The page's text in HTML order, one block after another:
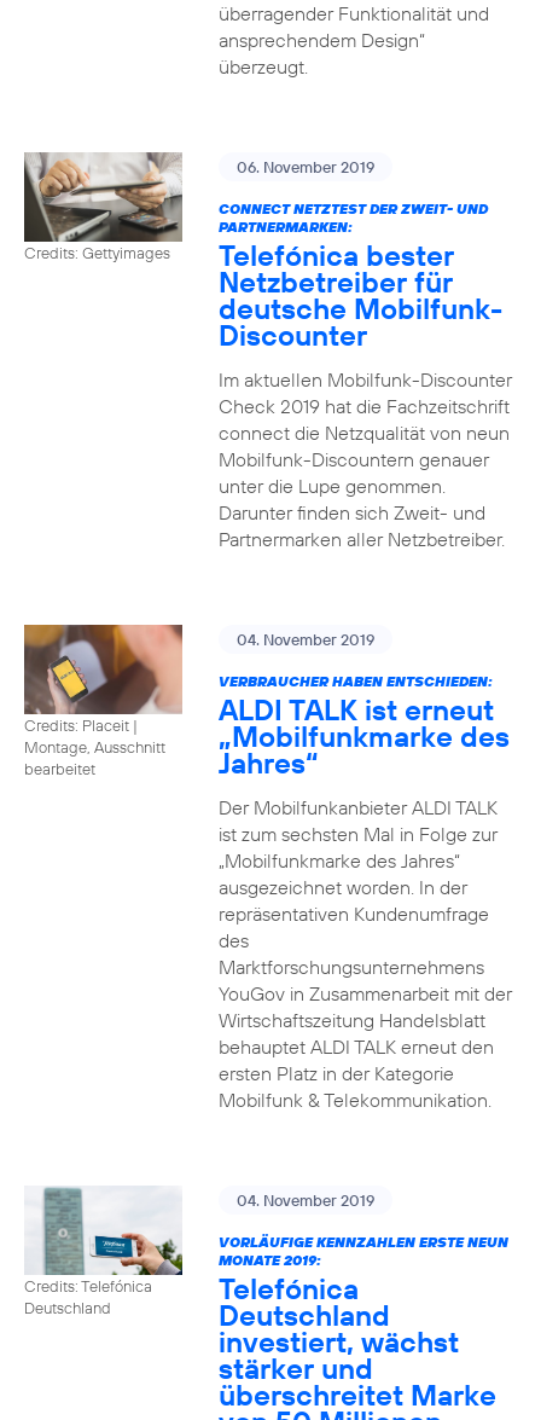
überragender Funktionalität und
ansprechendem Design“
überzeugt.
Credits: Gettyimages
06. November 2019
CONNECT NETZTEST DER ZWEIT- UND
PARTNERMARKEN:
Telefónica bester
Netzbetreiber für
deutsche Mobilfunk-
Discounter
Im aktuellen Mobilfunk-Discounter
Check 2019 hat die Fachzeitschrift
connect die Netzqualität von neun
Mobilfunk-Discountern genauer
unter die Lupe genommen.
Darunter finden sich Zweit- und
Partnermarken aller Netzbetreiber.
Credits: Placeit |
Montage, Ausschnitt
bearbeitet
04. November 2019
VERBRAUCHER HABEN ENTSCHIEDEN:
ALDI TALK ist erneut
„Mobilfunkmarke des
Jahres“
Der Mobilfunkanbieter ALDI TALK
ist zum sechsten Mal in Folge zur
„Mobilfunkmarke des Jahres“
ausgezeichnet worden. In der
repräsentativen Kundenumfrage
des
Marktforschungsunternehmens
YouGov in Zusammenarbeit mit der
Wirtschaftszeitung Handelsblatt
behauptet ALDI TALK erneut den
ersten Platz in der Kategorie
Mobilfunk & Telekommunikation.
Credits: Telefónica
Deutschland
04. November 2019
VORLÄUFIGE KENNZAHLEN ERSTE NEUN
MONATE 2019:
Telefónica
Deutschland
investiert, wächst
stärker und
überschreitet Marke